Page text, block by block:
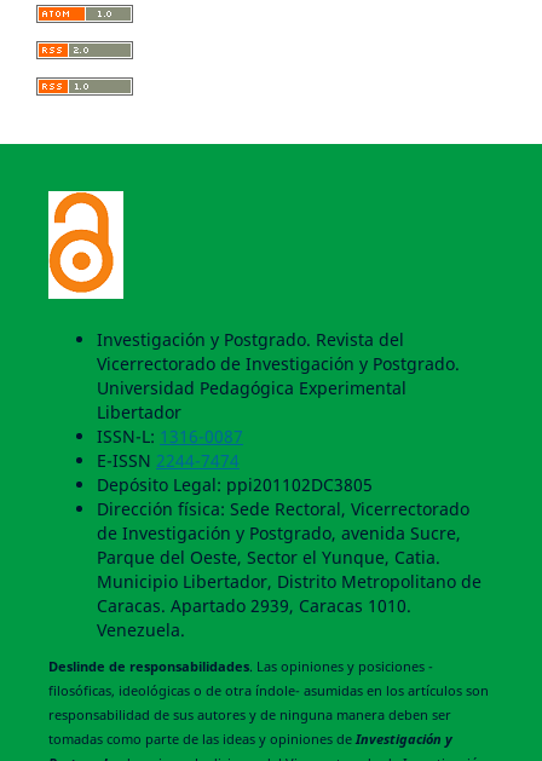
Investigación y Postgrado. Revista del
Vicerrectorado de Investigación y Postgrado.
Universidad Pedagógica Experimental
Libertador
ISSN-L: 1316-0087
E-ISSN 2244-7474
Depósito Legal: ppi201102DC3805
Dirección física: Sede Rectoral, Vicerrectorado
de Investigación y Postgrado, avenida Sucre,
Parque del Oeste, Sector el Yunque, Catia.
Municipio Libertador, Distrito Metropolitano de
Caracas. Apartado 2939, Caracas 1010.
Venezuela.
Deslinde de responsabilidades. Las opiniones y posiciones -
filosóficas, ideológicas o de otra índole- asumidas en los artículos son
responsabilidad de sus autores y de ninguna manera deben ser
tomadas como parte de las ideas y opiniones deInvestigación y